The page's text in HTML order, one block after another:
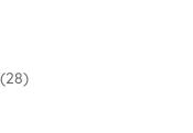
2828